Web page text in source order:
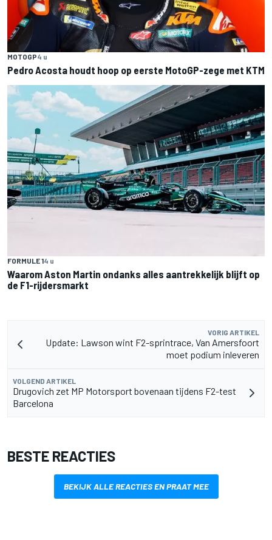
MOTOGP4 u
Pedro Acosta houdt hoop op eerste MotoGP-zege met KTM
FORMULE 14 u
Waarom Aston Martin ondanks alles aantrekkelijk blijft op
de F1-rijdersmarkt
VORIG ARTIKEL
Update: Lawson wint F2-sprintrace, Van Amersfoort
moet podium inleveren
VOLGEND ARTIKEL
Drugovich zet MP Motorsport bovenaan tijdens F2-test
Barcelona
BESTE REACTIES
BEKIJK ALLE REACTIES EN PRAAT MEE